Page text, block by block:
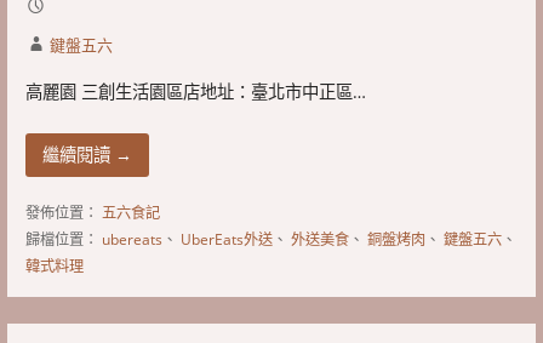
鍵盤五六
高麗園 三創生活園區店地址：臺北市中正區…
繼續閱讀 →
發佈位置： 五六食記
歸檔位置： ubereats 、 UberEats外送、 外送美食、 銅盤烤肉 、 鍵盤五六、
韓式料理